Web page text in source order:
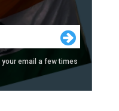
email a few times